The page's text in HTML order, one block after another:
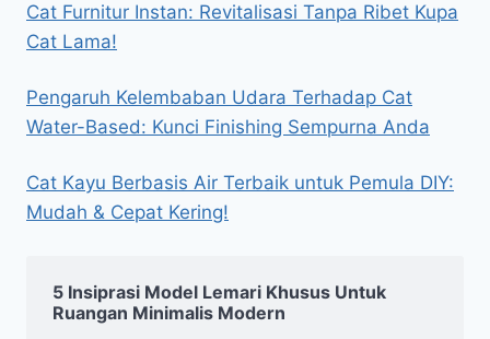
Cat Furnitur Instan: Revitalisasi Tanpa Ribet Kupa
Cat Lama!
Pengaruh Kelembaban Udara Terhadap Cat
Water-Based: Kunci Finishing Sempurna Anda
Cat Kayu Berbasis Air Terbaik untuk Pemula DIY:
Mudah & Cepat Kering!
5 Insiprasi Model Lemari Khusus Untuk
Ruangan Minimalis Modern